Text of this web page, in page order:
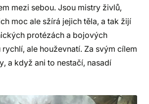
mezi sebou. Jsou mistry živlů,
moc ale sžírá jejich těla, a tak žijí
protézách a bojových
ale houževnatí. Za svým cílem
a když ani to nestačí, nasadí